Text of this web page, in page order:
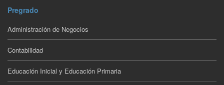
Pregrado
Administración de Negocios
Contabilidad
Educación Inicial y Educación Primaria